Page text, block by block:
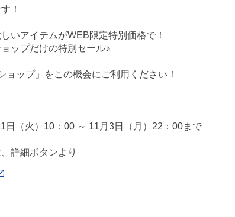
！
いアイテムがWEB限定特別価格で！
ップだけの特別セール♪
ョップ」をこの機会にご利用ください！
日（火）10：00 ～ 11月3日（月）22：00まで
詳細ボタンより